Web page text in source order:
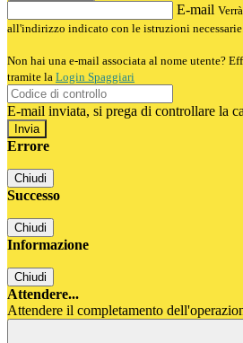
E-mail
all'indirizzo indicato con le istruzioni
Non hai una e-mail associata al nome utente?
tramite la Login Spaggiari
E-mail inviata, si prega di controllare la
Errore
Chiudi
Successo
Chiudi
Informazione
Chiudi
Attendere...
Attendere il completamento